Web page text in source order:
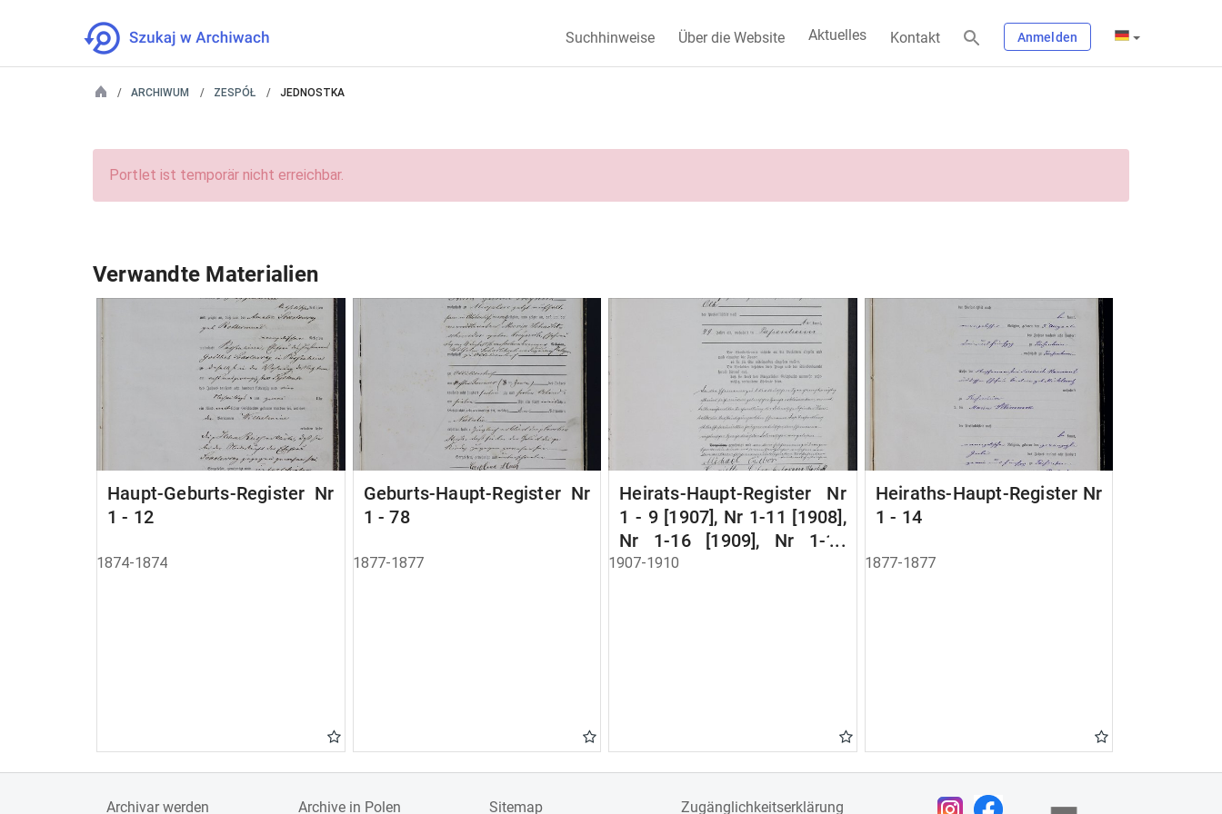
Suchhinweise Über die Website Aktuelles Kontakt Anmelden
ARCHIWUM ZESPÓŁ JEDNOSTKA
Portlet ist temporär nicht erreichbar.
Verwandte Materialien
Haupt-Geburts-Register Nr
1 - 12
1874-1874
Geburts-Haupt-Register Nr
1 - 78
1877-1877
Heirats-Haupt-Register Nr
1 - 9 [1907], Nr 1-11 [1908],
Nr 1-16 [1909], Nr 1-12
[1910]
1907-1910
Heiraths-Haupt-Register Nr
1 - 14
1877-1877
Archivar werden Archive in Polen Sitemap Zugänglichkeitserklärung